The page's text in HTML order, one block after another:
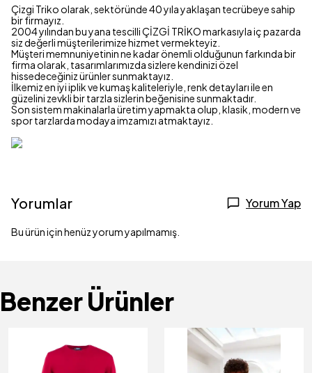
Çizgi Triko olarak, sektöründe 40 yıla yaklaşan tecrübeye sahip
bir firmayız.
2004 yılından bu yana tescilli ÇİZGİ TRİKO markasıyla iç pazarda
siz değerli müşterilerimize hizmet vermekteyiz.
Müşteri memnuniyetinin ne kadar önemli olduğunun farkında bir
firma olarak, tasarımlarımızda sizlere kendinizi özel
hissedeceğiniz ürünler sunmaktayız.
İlkemiz en iyi iplik ve kumaş kaliteleriyle, renk detayları ile en
güzelini zevkli bir tarzla sizlerin beğenisine sunmaktadır.
Son sistem makinalarla üretim yapmakta olup, klasik, modern ve
spor tarzlarda modaya imzamızı atmaktayız.
Yorumlar Yorum Yap
Bu ürün için henüz yorum yapılmamış.
Benzer Ürünler